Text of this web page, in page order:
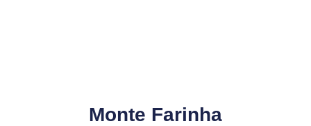
Monte Farinha